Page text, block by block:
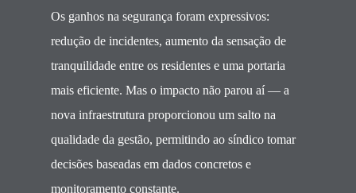
Os ganhos na segurança foram expressivos:
redução de incidentes, aumento da sensação de
tranquilidade entre os residentes e uma portaria
mais eficiente. Mas o impacto não parou aí — a
nova infraestrutura proporcionou um salto na
qualidade da gestão, permitindo ao síndico tomar
decisões baseadas em dados concretos e
monitoramento constante.